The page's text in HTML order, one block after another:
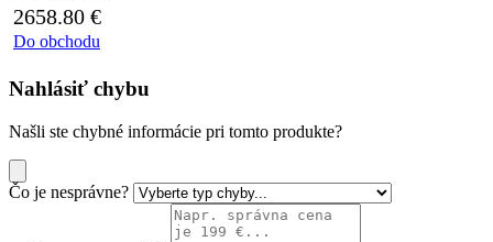
2658.80 €
Do obchodu
Nahlásiť chybu
Našli ste chybné informácie pri tomto produkte?
Čo je nesprávne?